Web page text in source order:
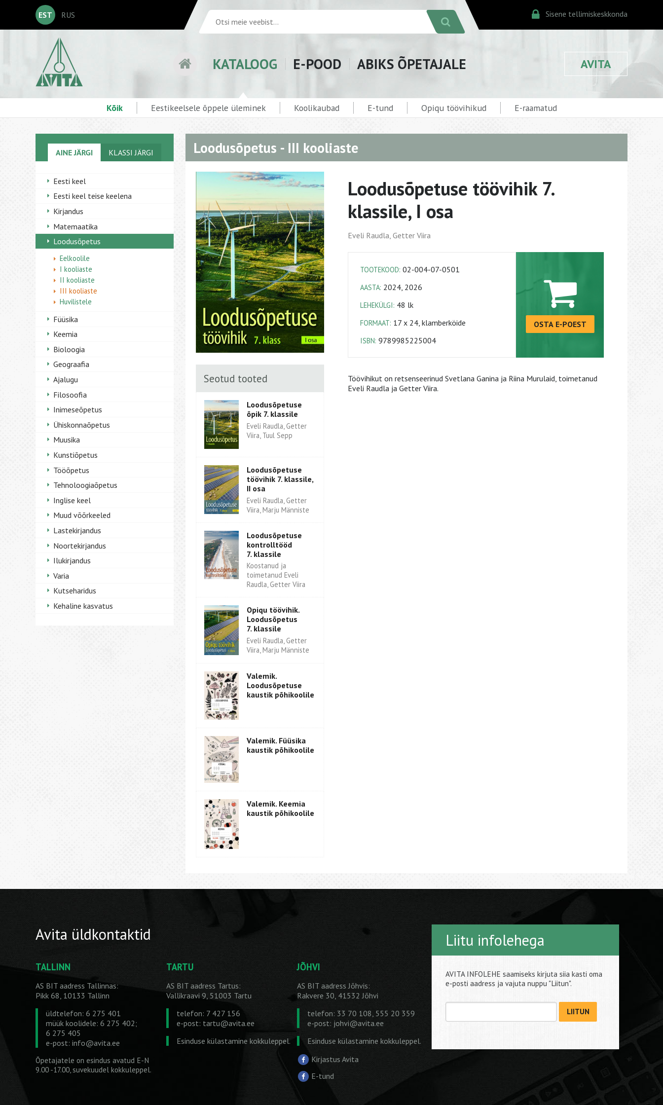
EST RUS Sisene tellimiskeskkonda
KATALOOG E-POOD ABIKS ÕPETAJALE AVITA
Kõik Eestikeelsele õppele üleminek Koolikaubad E-tund Opiqu töövihikud E-raamatud
AINE JÄRGI KLASSI JÄRGI
Eesti keel
Eesti keel teise keelena
Kirjandus
Matemaatika
Loodusõpetus
Eelkoolile
I kooliaste
II kooliaste
III kooliaste
Huvilistele
Füüsika
Keemia
Bioloogia
Geograafia
Ajalugu
Filosoofia
Inimeseõpetus
Ühiskonnaõpetus
Muusika
Kunstiõpetus
Tööõpetus
Tehnoloogiaõpetus
Inglise keel
Muud võõrkeeled
Lastekirjandus
Noortekirjandus
Ilukirjandus
Varia
Kutseharidus
Kehaline kasvatus
Loodusõpetus - III kooliaste
Seotud tooted
Loodusõpetuse
õpik 7. klassile
Eveli Raudla, Getter
Viira, Tuul Sepp
Loodusõpetuse
töövihik 7. klassile,
II osa
Eveli Raudla, Getter
Viira, Marju Männiste
Loodusõpetuse
kontrolltööd
7. klassile
Koostanud ja
toimetanud Eveli
Raudla, Getter Viira
Opiqu töövihik.
Loodusõpetus
7. klassile
Eveli Raudla, Getter
Viira, Marju Männiste
Valemik.
Loodusõpetuse
kaustik põhikoolile
Valemik. Füüsika
kaustik põhikoolile
Valemik. Keemia
kaustik põhikoolile
Loodusõpetuse töövihik 7.
klassile, I osa
Eveli Raudla, Getter Viira
TOOTEKOOD: 02-004-07-0501
AASTA: 2024, 2026
LEHEKÜLGI: 48 lk
FORMAAT: 17 x 24, klamberköide
ISBN: 9789985225004
OSTA E-POEST
Töövihikut on retsenseerinud Svetlana Ganina ja Riina Murulaid, toimetanud
Eveli Raudla ja Getter Viira.
Avita üldkontaktid
TALLINN
AS BIT aadress Tallinnas:
Pikk 68, 10133 Tallinn
üldtelefon: 6 275 401
müük koolidele: 6 275 402;
6 275 405
e-post: info@avita.ee
Õpetajatele on esindus avatud E-N
9.00 -17.00, suvekuudel kokkuleppel.
TARTU
AS BIT aadress Tartus:
Vallikraavi 9, 51003 Tartu
telefon: 7 427 156
e-post: tartu@avita.ee
Esinduse külastamine kokkuleppel.
JÕHVI
AS BIT aadress Jõhvis:
Rakvere 30, 41532 Jõhvi
telefon: 33 70 108, 555 20 359
e-post: johvi@avita.ee
Esinduse külastamine kokkuleppel.
Kirjastus Avita
E-tund
Liitu infolehega
AVITA INFOLEHE saamiseks kirjuta siia kasti oma
e-posti aadress ja vajuta nuppu "Liitun".
LIITUN